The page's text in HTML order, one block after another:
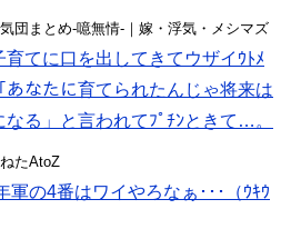
団まとめ-噫無情-｜嫁・浮気・メシマズ
てに口を出してきてウザイｳﾄﾒ
あなたに育てられたんじゃ将来は
なる」と言われてﾌﾟﾁﾝときて…。
たAtoZ
軍の4番はワイやろなぁ･･･（ｳｷｳ